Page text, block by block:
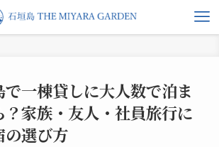
で一棟貸しに大人数で泊ま
？家族・友人・社員旅行に
の選び方